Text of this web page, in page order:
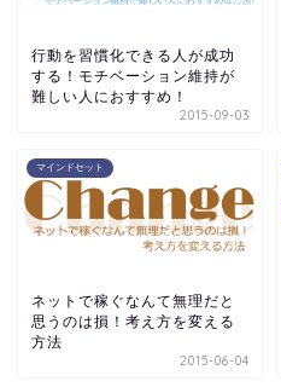
行動を習慣化できる人が成功
する！モチベーション維持が
難しい人におすすめ！
2015-09-03
マインドセット
ネットで稼ぐなんて無理だと
思うのは損！考え方を変える
方法
2015-06-04